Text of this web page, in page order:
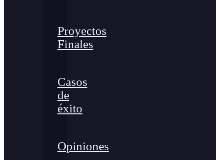
Proyectos
Finales
Casos
de
éxito
Opiniones